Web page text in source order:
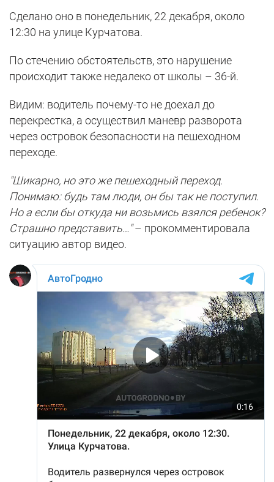
Сделано оно в понедельник, 22 декабря, около
12:30 на улице Курчатова.
По стечению обстоятельств, это нарушение
происходит также недалеко от школы – 36-й.
Видим: водитель почему-то не доехал до
перекрестка, а осуществил маневр разворота
через островок безопасности на пешеходном
переходе.
"Шикарно, но это же пешеходный переход.
Понимаю: будь там люди, он бы так не поступил.
Но а если бы откуда ни возьмись взялся ребенок?
Страшно представить…"– прокомментировала
ситуацию автор видео.